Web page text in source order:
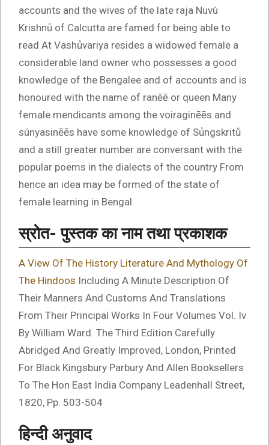
accounts and the wives of the late raja Nuvù
Krishnů of Calcutta are famed for being able to
read At Vashủvariya resides a widowed female a
considerable land owner who possesses a good
knowledge of the Bengalee and of accounts and is
honoured with the name of ranēē or queen Many
female mendicants among the voiraginēēs and
súnyasinēēs have some knowledge of Sủngskritů
and a still greater number are conversant with the
popular poems in the dialects of the country From
hence an idea may be formed of the state of
female learning in Bengal
स्रोत- पुस्तक का नाम तथा प्रकाशक
A View Of The History Literature And Mythology Of
The Hindoos Including A Minute Description Of
Their Manners And Customs And Translations
From Their Principal Works In Four Volumes Vol. Iv
By William Ward. The Third Edition Carefully
Abridged And Greatly Improved, London, Printed
For Black Kingsbury Parbury And Allen Booksellers
To The Hon East India Company Leadenhall Street,
1820, Pp. 503-504
हिन्दी अनुवाद